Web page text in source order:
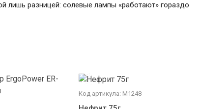
лишь разницей: солевые лампы «работают» гораздо
Код артикула: М1248